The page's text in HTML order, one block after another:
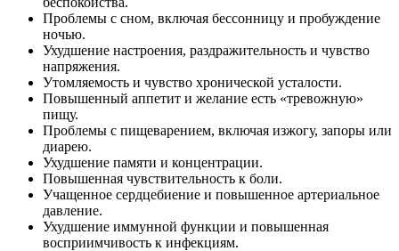
Проблемы с сном, включая бессонницу и пробуждение
ночью.
Ухудшение настроения, раздражительность и чувство
напряжения.
Утомляемость и чувство хронической усталости.
Повышенный аппетит и желание есть «тревожную»
пищу.
Проблемы с пищеварением, включая изжогу, запоры или
диарею.
Ухудшение памяти и концентрации.
Повышенная чувствительность к боли.
Учащенное сердцебиение и повышенное артериальное
давление.
Ухудшение иммунной функции и повышенная
восприимчивость к инфекциям.